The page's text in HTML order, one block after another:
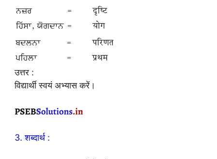
उत्तर :
विद्यार्थी स्वयं अभ्यास करें।
3. शब्दार्थ :